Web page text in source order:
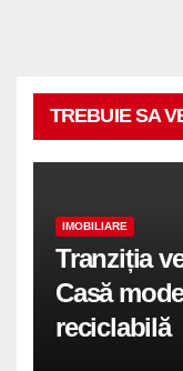
TREBUIE SA
IMOBILIARE
Tranziția
Casă
reciclabilă